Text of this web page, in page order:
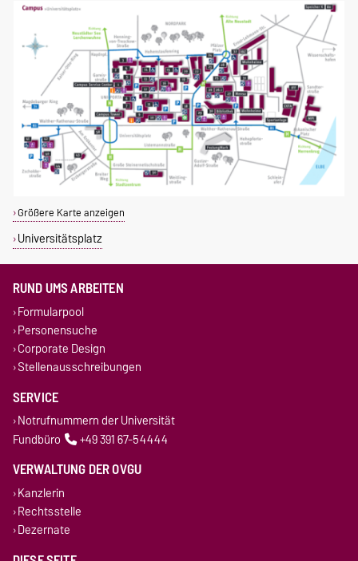
Größere Karte anzeigen
Universitätsplatz
RUND UMS ARBEITEN
Formularpool
Personensuche
Corporate Design
Stellenausschreibungen
SERVICE
Notrufnummern der Universität
Fundbüro
+49 391 67-54444
VERWALTUNG DER OVGU
Kanzlerin
Rechtsstelle
Dezernate